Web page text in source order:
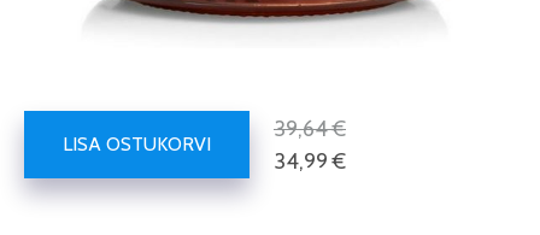
LISA OSTUKORVI
39,64 €
34,99 €